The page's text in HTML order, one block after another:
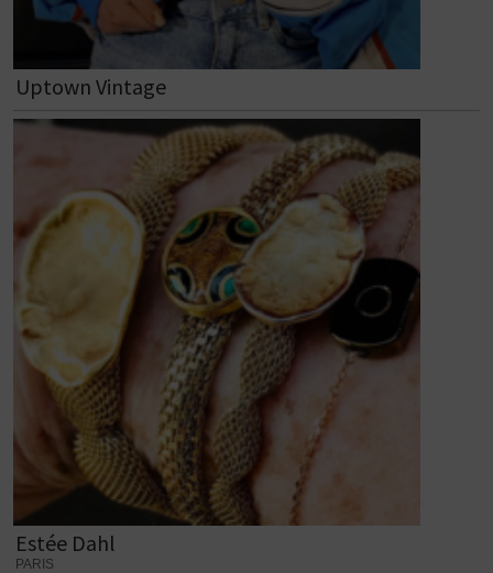
Uptown Vintage
Estée Dahl
PARIS